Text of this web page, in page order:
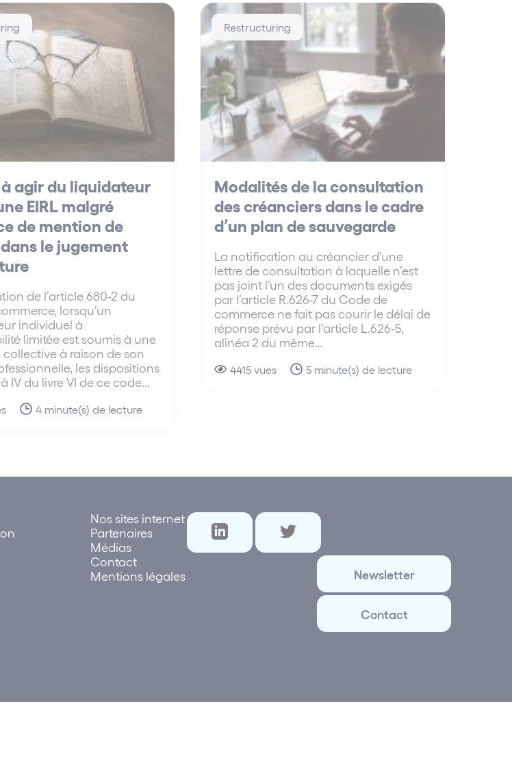
agir du liquidateur
EIRL malgré
de mention de
le jugement
de l’article 680-2 du
lorsqu’un
individuel à
limitée est soumis à une
à raison de son
les dispositions
IV du livre VI de ce code...
4 minute(s) de lecture
Restructuring
Modalités de la consultation
des créanciers dans le cadre
d’un plan de sauvegarde
La notification au créancier d’une
lettre de consultation à laquelle n’est
pas joint l’un des documents exigés
par l’article R.626-7 du Code de
commerce ne fait pas courir le délai de
réponse prévu par l’article L.626-5,
alinéa 2 du même…
4415 vues 5 minute(s) de lecture
Nos sites internet
Partenaires
Médias
Contact
Mentions légales
Newsletter
Contact